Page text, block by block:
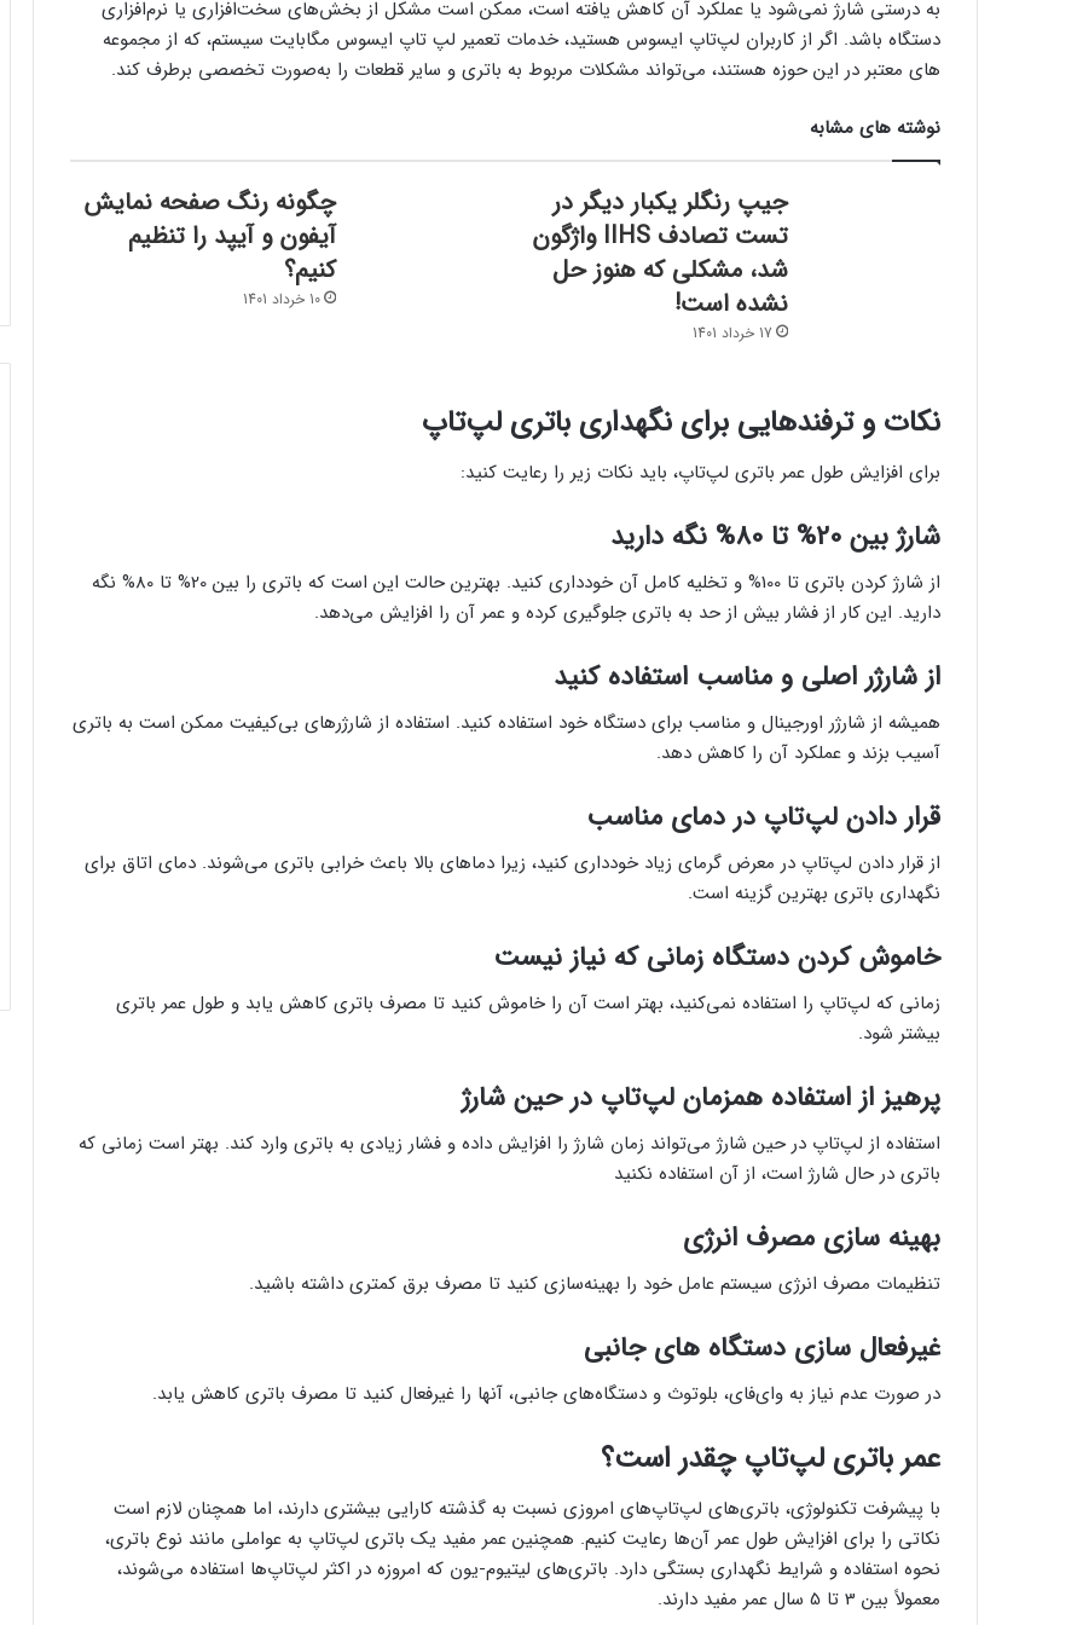
به درستی شارژ نمی‌شود یا عملکرد آن کاهش یافته است، ممکن است مشکل از بخش‌های سخت‌افزاری یا نرم‌افزاری
دستگاه باشد. اگر از کاربران لپ‌تاپ ایسوس هستید، خدمات تعمیر لپ تاپ ایسوس مگابایت سیستم، که از مجموعه
های معتبر در این حوزه هستند، می‌تواند مشکلات مربوط به باتری و سایر قطعات را به‌صورت تخصصی برطرف کند.
نوشته های مشابه
جیپ رنگلر یکبار دیگر در
تست تصادف IIHS واژگون
شد، مشکلی که هنوز حل
نشده است!
17 خرداد 1401
چگونه رنگ صفحه نمایش
آیفون و آیپد را تنظیم
کنیم؟
10 خرداد 1401
نکات و ترفندهایی برای نگهداری باتری لپ‌تاپ
برای افزایش طول عمر باتری لپ‌تاپ، باید نکات زیر را رعایت کنید:
شارژ بین 20% تا 80% نگه دارید
از شارژ کردن باتری تا 100% و تخلیه کامل آن خودداری کنید. بهترین حالت این است که باتری را بین 20% تا 80% نگه
دارید. این کار از فشار بیش از حد به باتری جلوگیری کرده و عمر آن را افزایش می‌دهد.
از شارژر اصلی و مناسب استفاده کنید
همیشه از شارژر اورجینال و مناسب برای دستگاه خود استفاده کنید. استفاده از شارژرهای بی‌کیفیت ممکن است به باتری
آسیب بزند و عملکرد آن را کاهش دهد.
قرار دادن لپ‌تاپ در دمای مناسب
از قرار دادن لپ‌تاپ در معرض گرمای زیاد خودداری کنید، زیرا دماهای بالا باعث خرابی باتری می‌شوند. دمای اتاق برای
نگهداری باتری بهترین گزینه است.
خاموش کردن دستگاه زمانی که نیاز نیست
زمانی که لپ‌تاپ را استفاده نمی‌کنید، بهتر است آن را خاموش کنید تا مصرف باتری کاهش یابد و طول عمر باتری
بیشتر شود.
پرهیز از استفاده همزمان لپ‌تاپ در حین شارژ
استفاده از لپ‌تاپ در حین شارژ می‌تواند زمان شارژ را افزایش داده و فشار زیادی به باتری وارد کند. بهتر است زمانی که
باتری در حال شارژ است، از آن استفاده نکنید
بهینه سازی مصرف انرژی
تنظیمات مصرف انرژی سیستم عامل خود را بهینه‌سازی کنید تا مصرف برق کمتری داشته باشید.
غیرفعال سازی دستگاه های جانبی
در صورت عدم نیاز به وای‌فای، بلوتوث و دستگاه‌های جانبی، آنها را غیرفعال کنید تا مصرف باتری کاهش یابد.
عمر باتری لپ‌تاپ چقدر است؟
با پیشرفت تکنولوژی، باتری‌های لپ‌تاپ‌های امروزی نسبت به گذشته کارایی بیشتری دارند، اما همچنان لازم است
نکاتی را برای افزایش طول عمر آن‌ها رعایت کنیم. همچنین عمر مفید یک باتری لپ‌تاپ به عواملی مانند نوع باتری،
نحوه استفاده و شرایط نگهداری بستگی دارد. باتری‌های لیتیوم-یون که امروزه در اکثر لپ‌تاپ‌ها استفاده می‌شوند،
معمولاً بین 3 تا 5 سال عمر مفید دارند.